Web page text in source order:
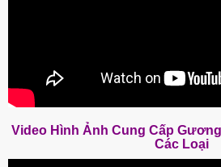
Video Hình Ảnh Cung Cấp
Các Loại